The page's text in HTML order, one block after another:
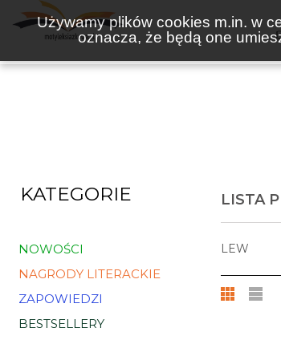
Używamy plików cookies m.in. w
oznacza, że będą one
KATEGORIE
NOWOŚCI
NAGRODY LITERACKIE
ZAPOWIEDZI
BESTSELLERY
LISTA
LEW